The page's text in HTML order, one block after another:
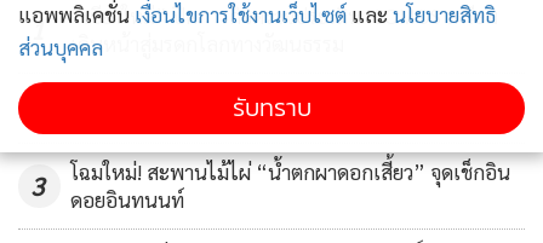
1
“เชียงใหม่” ปิดภารกิจตรวจประเมิน ICOMOS เตรียม
เดินหน้าสู่มรดกโลกทางวัฒนธรรม
3
โฉมใหม่! สะพานไม้ไผ่ “น้ำตกผาดอกเสี้ยว” จุดเช็กอิน
ดอยอินทนนท์
แอพพลิเคชั่น เงื่อนไขการใช้งานเว็บไซต์ และ นโยบายสิทธิ
ส่วนบุคคล
รับทราบ